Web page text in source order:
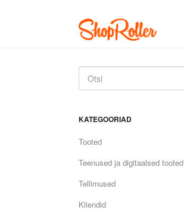
KATEGOORIAD
Tooted
Teenused ja digitaalsed tooted
Tellimused
Kliendid